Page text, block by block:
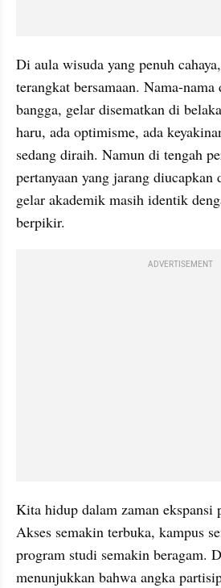
Di aula wisuda yang penuh
terangkat bersamaan. Nama-
bangga, gelar disematkan di
haru, ada optimisme, ada
sedang diraih. Namun di tengah
pertanyaan yang jarang diucapkan
gelar akademik masih identik
berpikir.
ADVERTISEMENT
Kita hidup dalam zaman ekspansi
Akses semakin terbuka, kampus
program studi semakin beragam.
menunjukkan bahwa angka